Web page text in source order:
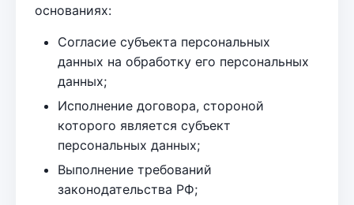
основаниях:
Согласие субъекта персональных
данных на обработку его персональных
данных;
Исполнение договора, стороной
которого является субъект
персональных данных;
Выполнение требований
законодательства РФ;